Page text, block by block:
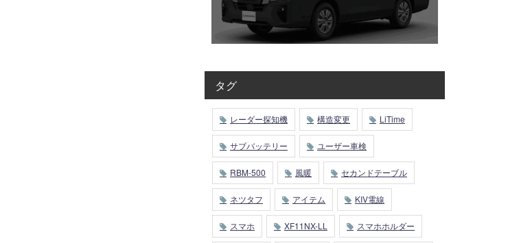
タグ
レーダー探知機 構造変更 LiTime
サブバッテリー ユーザー車検
RBM-500 風暖 セカンドテーブル
ネツタフ アイテム KIV電線
スマホ XF11NX-LL スマホホルダー